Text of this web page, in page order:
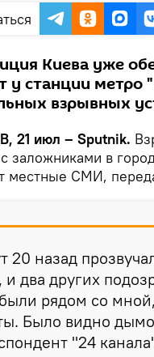
Киева уже
у станции метро
взрывных
21 июл – Sputnik.
с заложниками в
местные СМИ,
20 назад
и два других
рядом со
Было видно
"24